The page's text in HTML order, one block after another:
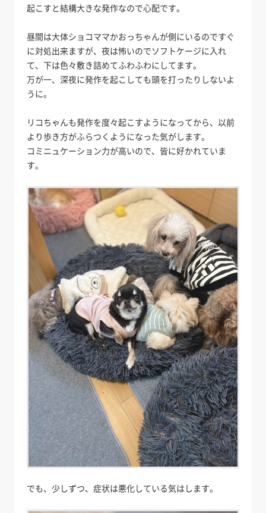
起こすと結構大きな発作なので心配です。
昼間は大体ショコママかおっちゃんが側にいるのですぐ
に対処出来ますが、夜は怖いのでソフトケージに入れ
て、下は色々敷き詰めてふわふわにしてます。
万が一、深夜に発作を起こしても頭を打ったりしないよ
うに。
リコちゃんも発作を度々起こすようになってから、以前
より歩き方がふらつくようになった気がします。
コミニュケーション力が高いので、皆に好かれていま
す。
でも、少しずつ、症状は悪化している気はします。